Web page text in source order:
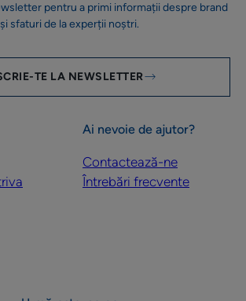
pentru a primi informații despre brand
și sfaturi de la experții noștri.
TE LA NEWSLETTER
Ai nevoie de ajutor?
Contactează-ne
Întrebări frecvente